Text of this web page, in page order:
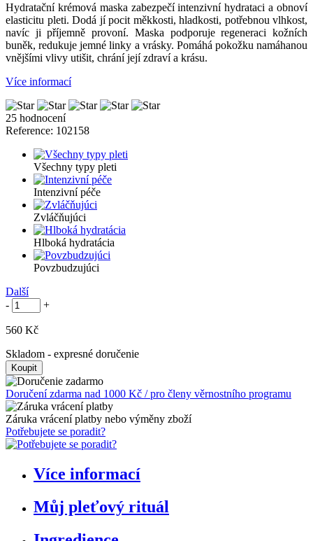
Hydratační krémová maska zabezpečí intenzivní hydrataci a obnoví
elasticitu pleti. Dodá jí pocit měkkosti, hladkosti, potřebnou vlhkost,
navíc ji příjemně provoní. Maska podporuje regeneraci kožních
buněk, redukuje jemné linky a vrásky. Pomáhá pokožku namáhanou
vnějšími vlivy utišit, chrání její zdraví a krásu.
Více informací
25 hodnocení
Reference: 102158
Všechny typy pleti
Intenzivní péče
Zvláčňujúci
Hlboká hydratácia
Povzbudzujúci
Další
-
+
560 Kč
Skladom - expresné doručenie
Doručení zdarma nad 1000 Kč / pro členy věrnostního programu
Záruka vrácení platby nebo výměny zboží
Potřebujete se poradit?
Více informací
Můj pleťový rituál